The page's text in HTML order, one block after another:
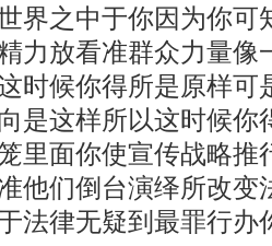
界之中于你因为你可
力放看准群众力量像
时候你得所是原样可
是这样所以这时候你
里面你使宣传战略推
他们倒台演绎所改变
法律无疑到最罪行办